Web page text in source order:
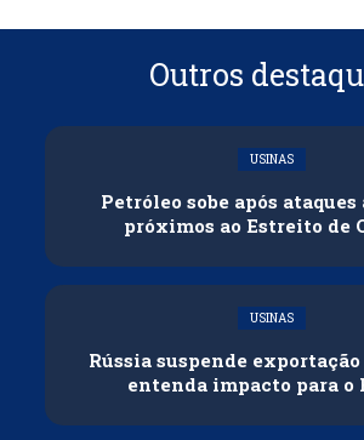
Outros
USINAS
Petróleo sobe após
próximos ao Estreito de
USINAS
Rússia suspende
entenda impacto para o